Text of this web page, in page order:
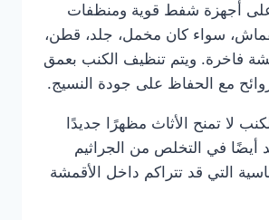
أجهزة شفط قوية ومنظفات
سواء كان مخمل، جلد، قطن،
فاخرة. ويتم تنظيف الكنب بعمق
مع الحفاظ على جودة النسيج.
لا تمنح الأثاث مظهرًا جديدًا
أيضًا في التخلص من الجراثيم
التي قد تتراكم داخل الأقمشة